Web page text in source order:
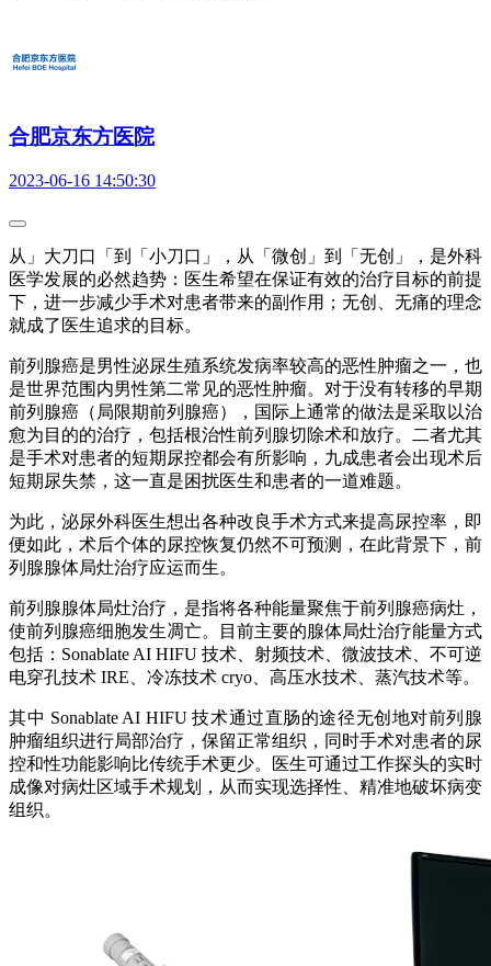
合肥京东方医院
2023-06-16 14:50:30
从」大刀口「到「小刀口」，从「微创」到「无创」，是外科
医学发展的必然趋势：医生希望在保证有效的治疗目标的前提
下，进一步减少手术对患者带来的副作用；无创、无痛的理念
就成了医生追求的目标。
前列腺癌是男性泌尿生殖系统发病率较高的恶性肿瘤之一，也
是世界范围内男性第二常见的恶性肿瘤。对于没有转移的早期
前列腺癌（局限期前列腺癌），国际上通常的做法是采取以治
愈为目的的治疗，包括根治性前列腺切除术和放疗。二者尤其
是手术对患者的短期尿控都会有所影响，九成患者会出现术后
短期尿失禁，这一直是困扰医生和患者的一道难题。
为此，泌尿外科医生想出各种改良手术方式来提高尿控率，即
便如此，术后个体的尿控恢复仍然不可预测，在此背景下，前
列腺腺体局灶治疗应运而生。
前列腺腺体局灶治疗，是指将各种能量聚焦于前列腺癌病灶，
使前列腺癌细胞发生凋亡。目前主要的腺体局灶治疗能量方式
包括：Sonablate AI HIFU 技术、射频技术、微波技术、不可逆
电穿孔技术 IRE、冷冻技术 cryo、高压水技术、蒸汽技术等。
其中 Sonablate AI HIFU 技术通过直肠的途径无创地对前列腺
肿瘤组织进行局部治疗，保留正常组织，同时手术对患者的尿
控和性功能影响比传统手术更少。医生可通过工作探头的实时
成像对病灶区域手术规划，从而实现选择性、精准地破坏病变
组织。